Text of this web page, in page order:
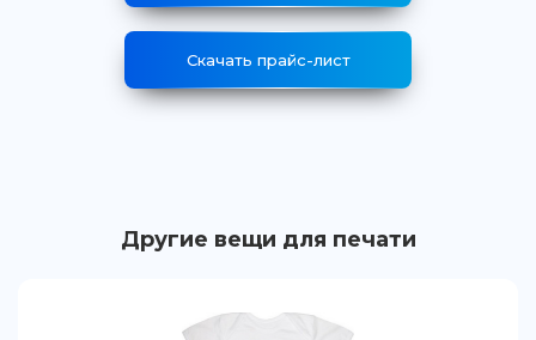
Скачать прайс-лист
Другие вещи для печати